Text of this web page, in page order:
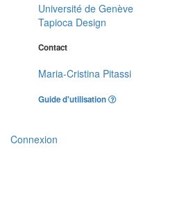
Université de Genève
Tapioca Design
Contact
Maria-Cristina Pitassi
Guide d'utilisation
Connexion